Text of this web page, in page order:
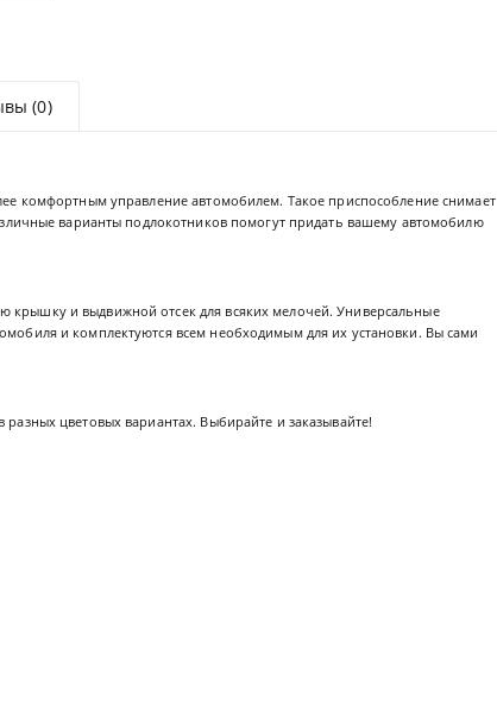
(0)
комфортным управление автомобилем. Такое приспособление снимает
варианты подлокотников помогут придать вашему автомобилю
и выдвижной отсек для всяких мелочей. Универсальные
и комплектуются всем необходимым для их установки. Вы сами
цветовых вариантах. Выбирайте и заказывайте!